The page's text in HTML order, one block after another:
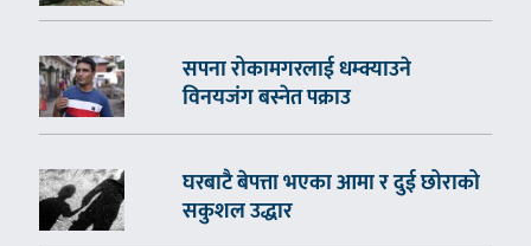
सपना रोकामगरलाई धम्क्याउने
विनयजंग बस्नेत पक्राउ
घरबाटै बेपत्ता भएका आमा र दुई छोराको
सकुशल उद्धार